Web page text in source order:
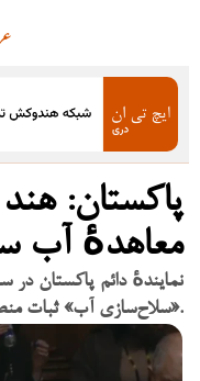
پاکستان:
معاهدهٔ آب
نمایندهٔ دائم پاکستان در
«سلاح‌سازی آب» ثبات منطقه را تهدید می‌کند.